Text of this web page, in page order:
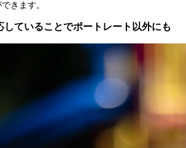
きます。
していることでポートレート以外にも